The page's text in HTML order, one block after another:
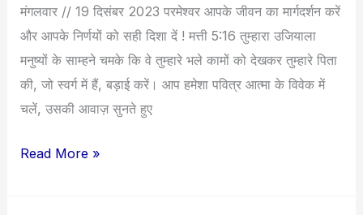
मंगलवार // 19 दिसंबर 2023 परमेश्वर आपके जीवन का मार्गदर्शन करें
और आपके निर्णयों को सही दिशा दें ! मत्ती 5:16 तुम्हारा उजियाला
मनुष्यों के साम्हने चमके कि वे तुम्हारे भले कामों को देखकर तुम्हारे पिता
की, जो स्वर्ग में हैं, बड़ाई करें। आप हमेशा पवित्र आत्मा के विवेक में
चलें, उसकी आवाज़ सुनते हुए
करें
और
आपके
निर्णयों
को
दिशा
Read More »